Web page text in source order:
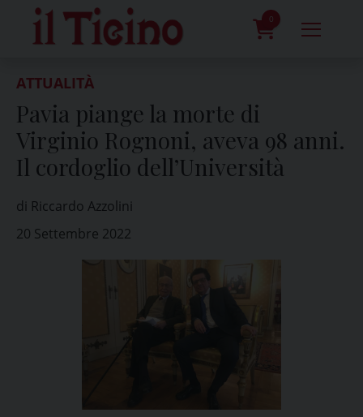
content
0
ATTUALITÀ
Pavia piange la morte di
Virginio Rognoni, aveva 98 anni.
Il cordoglio dell’Università
di Riccardo Azzolini
20 Settembre 2022